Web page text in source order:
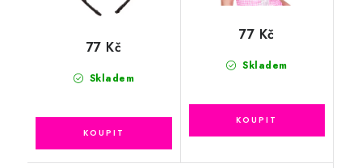
Skladem
77 Kč
Skladem
77 Kč